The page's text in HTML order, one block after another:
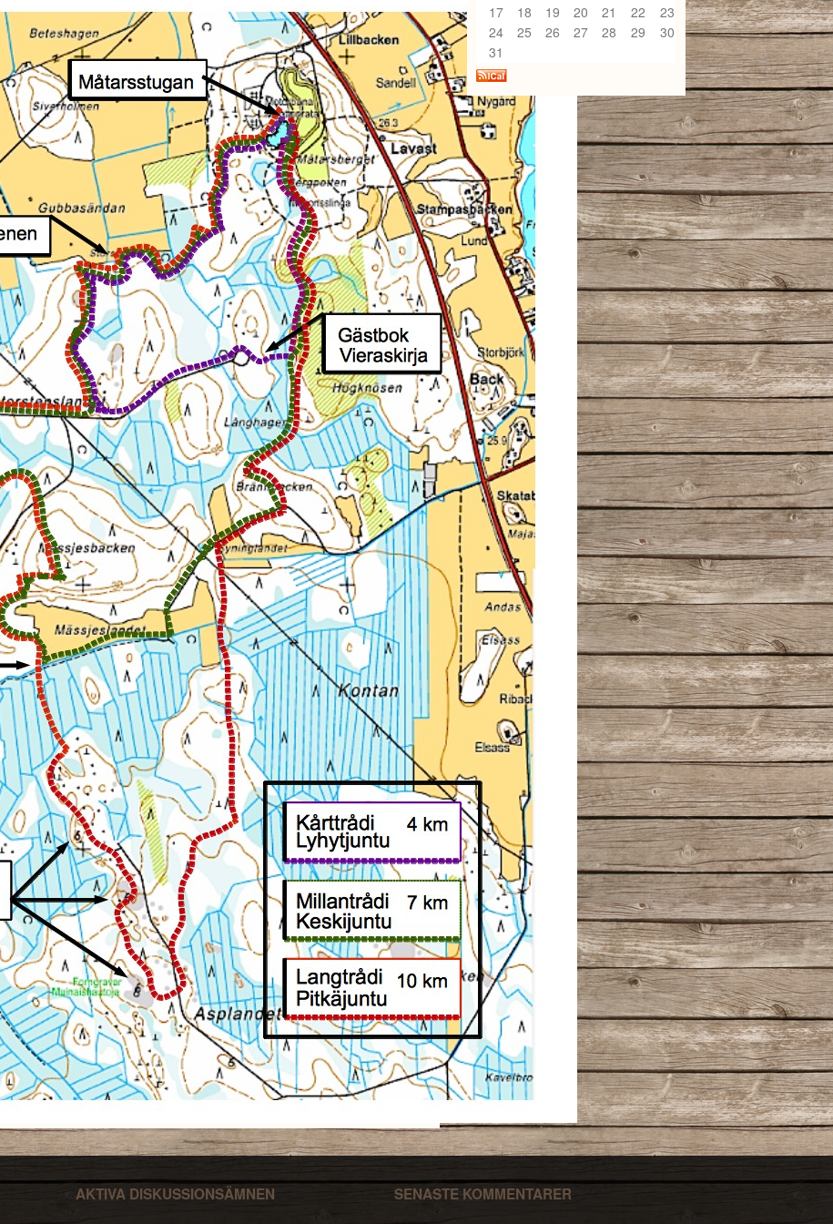
17
18 19 20 21 22
23
24
25 26 27 28 29
30
31
AKTIVA DISKUSSIONSÄMNEN SENASTE KOMMENTARER